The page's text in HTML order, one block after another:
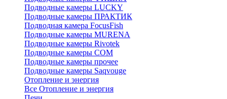
Подводные камеры LUCKY
Подводные камеры ПРАКТИК
Подводная камера FocusFish
Подводные камеры MURENA
Подводные камеры Rivotek
Подводные камеры СОМ
Подводные камеры прочее
Подводные камеры Saqvouge
Отопление и энергия
Все Отопление и энергия